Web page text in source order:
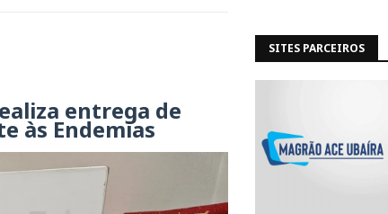
entrega de
às Endemias
SITES PARCEIROS